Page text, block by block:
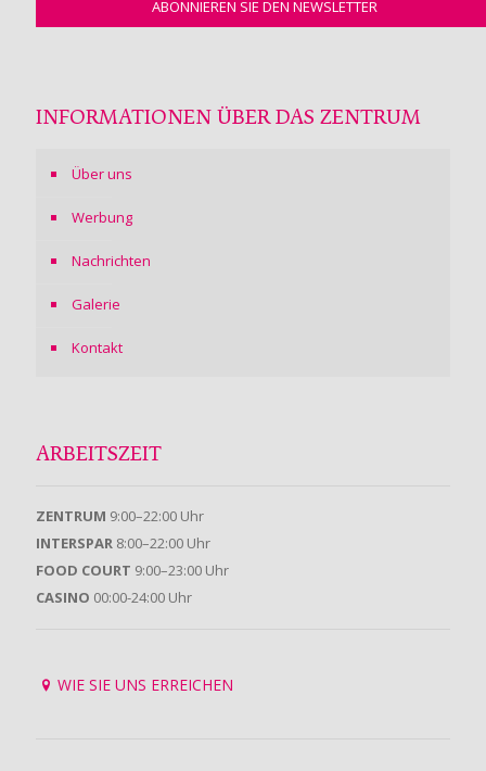
INFORMATIONEN ÜBER DAS ZENTRUM
Über uns
Werbung
Nachrichten
Galerie
Kontakt
ARBEITSZEIT
ZENTRUM 9:00–22:00 Uhr
INTERSPAR 8:00–22:00 Uhr
FOOD COURT 9:00–23:00 Uhr
CASINO 00:00-24:00 Uhr
WIE SIE UNS ERREICHEN